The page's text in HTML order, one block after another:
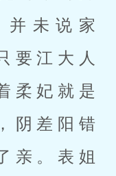
并未说家
要江大人
柔妃就是
阴差阳错
亲。表姐